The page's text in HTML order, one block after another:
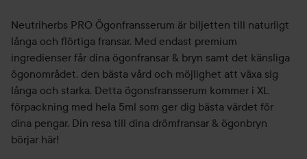
Neutriherbs PRO Ögonfransserum är biljetten till naturligt
långa och flörtiga fransar. Med endast premium
ingredienser får dina ögonfransar & bryn samt det känsliga
ögonområdet, den bästa vård och möjlighet att växa sig
långa och starka. Detta ögonsfransserum kommer i XL
förpackning med hela 5ml som ger dig bästa värdet för
dina pengar. Din resa till dina drömfransar & ögonbryn
börjar här!